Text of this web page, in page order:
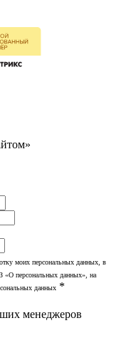
моих персональных данных, в
«О персональных данных», на
данных *
менеджеров